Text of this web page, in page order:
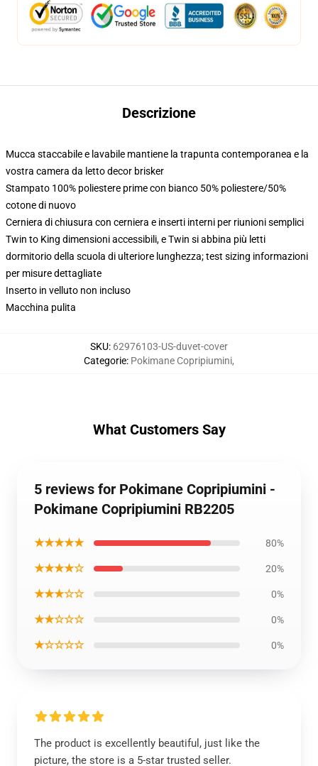
Descrizione
Mucca staccabile e lavabile mantiene la trapunta contemporanea e la
vostra camera da letto decor brisker
Stampato 100% poliestere prime con bianco 50% poliestere/50%
cotone di nuovo
Cerniera di chiusura con cerniera e inserti interni per riunioni semplici
Twin to King dimensioni accessibili, e Twin si abbina più letti
dormitorio della scuola di ulteriore lunghezza; test sizing informazioni
per misure dettagliate
Inserto in velluto non incluso
Macchina pulita
SKU: 62976103-US-duvet-cover
Categorie: Pokimane Copripiumini,
What Customers Say
5 reviews for Pokimane Copripiumini -
Pokimane Copripiumini RB2205
★★★★★ 80%
★★★★☆ 20%
★★★☆☆ 0%
★★☆☆☆ 0%
★☆☆☆☆ 0%
The product is excellently beautiful, just like the
picture, the store is a 5-star trusted seller.